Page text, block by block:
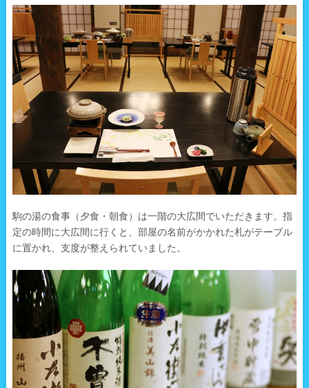
駒の湯の食事（夕食・朝食）は一階の大広間でいただきます。指
定の時間に大広間に行くと、部屋の名前がかかれた札がテーブル
に置かれ、支度が整えられていました。